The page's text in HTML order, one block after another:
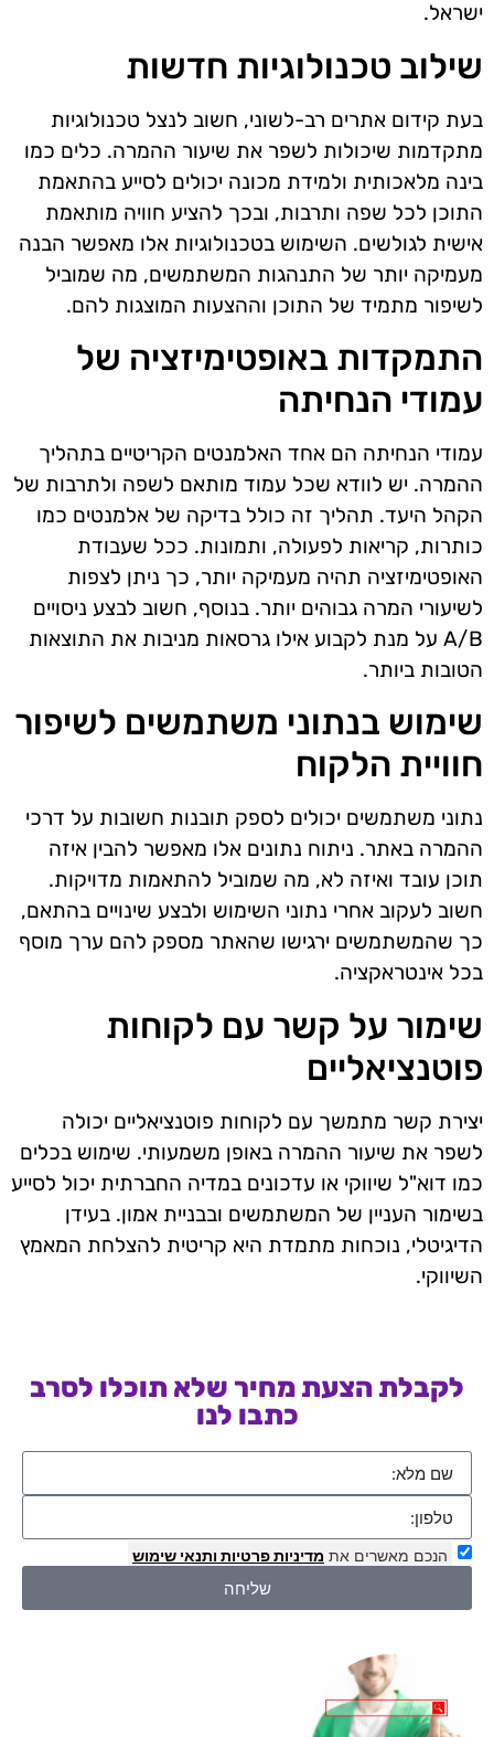
ישראל.
שילוב טכנולוגיות חדשות
בעת קידום אתרים רב-לשוני, חשוב לנצל טכנולוגיות
מתקדמות שיכולות לשפר את שיעור ההמרה. כלים כמו
בינה מלאכותית ולמידת מכונה יכולים לסייע בהתאמת
התוכן לכל שפה ותרבות, ובכך להציע חוויה מותאמת
אישית לגולשים. השימוש בטכנולוגיות אלו מאפשר הבנה
מעמיקה יותר של התנהגות המשתמשים, מה שמוביל
לשיפור מתמיד של התוכן וההצעות המוצגות להם.
התמקדות באופטימיזציה של
עמודי הנחיתה
עמודי הנחיתה הם אחד האלמנטים הקריטיים בתהליך
ההמרה. יש לוודא שכל עמוד מותאם לשפה ולתרבות של
הקהל היעד. תהליך זה כולל בדיקה של אלמנטים כמו
כותרות, קריאות לפעולה, ותמונות. ככל שעבודת
האופטימיזציה תהיה מעמיקה יותר, כך ניתן לצפות
לשיעורי המרה גבוהים יותר. בנוסף, חשוב לבצע ניסויים
A/B על מנת לקבוע אילו גרסאות מניבות את התוצאות
הטובות ביותר.
שימוש בנתוני משתמשים לשיפור
חוויית הלקוח
נתוני משתמשים יכולים לספק תובנות חשובות על דרכי
ההמרה באתר. ניתוח נתונים אלו מאפשר להבין איזה
תוכן עובד ואיזה לא, מה שמוביל להתאמות מדויקות.
חשוב לעקוב אחרי נתוני השימוש ולבצע שינויים בהתאם,
כך שהמשתמשים ירגישו שהאתר מספק להם ערך מוסף
בכל אינטראקציה.
שימור על קשר עם לקוחות
פוטנציאליים
יצירת קשר מתמשך עם לקוחות פוטנציאליים יכולה
לשפר את שיעור ההמרה באופן משמעותי. שימוש בכלים
כמו דוא"ל שיווקי או עדכונים במדיה החברתית יכול לסייע
בשימור העניין של המשתמשים ובבניית אמון. בעידן
הדיגיטלי, נוכחות מתמדת היא קריטית להצלחת המאמץ
השיווקי.
לקבלת הצעת מחיר שלא תוכלו לסרב
כתבו לנו
הנכם מאשרים את מדיניות פרטיות ותנאי שימוש
שליחה